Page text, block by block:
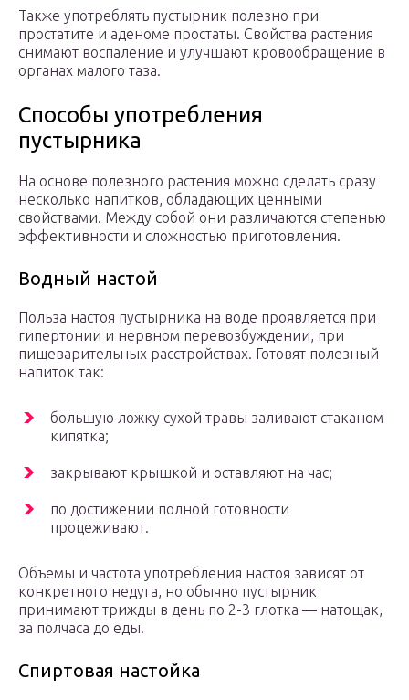
Также употреблять пустырник полезно при
простатите и аденоме простаты. Свойства растения
снимают воспаление и улучшают кровообращение в
органах малого таза.
Способы употребления
пустырника
На основе полезного растения можно сделать сразу
несколько напитков, обладающих ценными
свойствами. Между собой они различаются степенью
эффективности и сложностью приготовления.
Водный настой
Польза настоя пустырника на воде проявляется при
гипертонии и нервном перевозбуждении, при
пищеварительных расстройствах. Готовят полезный
напиток так:
большую ложку сухой травы заливают стаканом
кипятка;
закрывают крышкой и оставляют на час;
по достижении полной готовности
процеживают.
Объемы и частота употребления настоя зависят от
конкретного недуга, но обычно пустырник
принимают трижды в день по 2-3 глотка — натощак,
за полчаса до еды.
Спиртовая настойка